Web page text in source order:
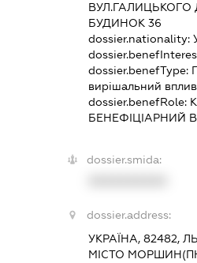
ВУЛ.ГАЛИЦЬКОГО
БУДИНОК 36
dossier.nationality:
dossier.benefType:
вирішальний вплив
dossier.benefRole:
БЕНЕФІЦІАРНИЙ
dossier.smida:
dossier.address:
УКРАЇНА, 82482,
МІСТО